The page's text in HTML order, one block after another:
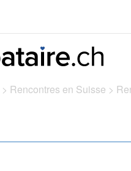
> Rencontres en Suisse >